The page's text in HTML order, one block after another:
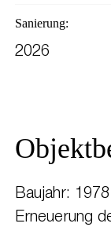
Sanierung:
2026
Baujahr: 1978
Erneuerung